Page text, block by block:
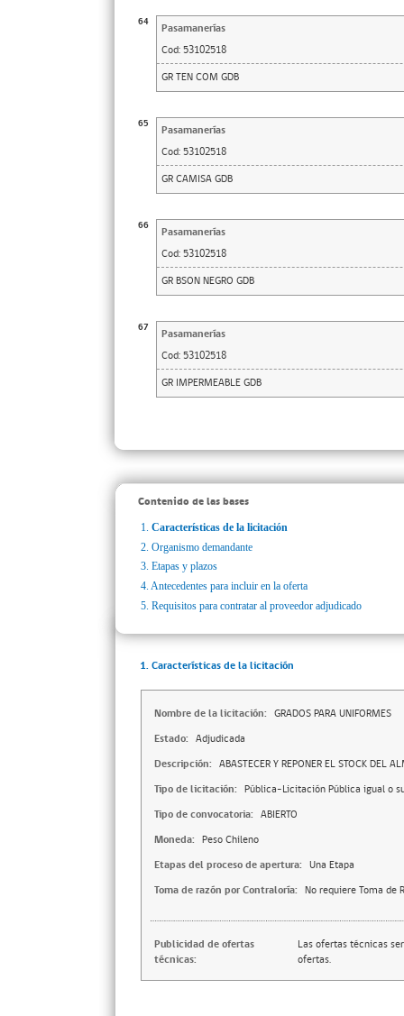
64
Pasamanerías
Cod: 53102518
GR TEN COM GDB
65
Pasamanerías
Cod: 53102518
GR CAMISA GDB
66
Pasamanerías
Cod: 53102518
GR BSON NEGRO GDB
67
Pasamanerías
Cod: 53102518
GR IMPERMEABLE GDB
Contenido de las bases
1. Características de la licitación
2. Organismo demandante
3. Etapas y plazos
4. Antecedentes para incluir en la oferta
5. Requisitos para contratar al proveedor adjudicado
1. Características de la licitación
Nombre de la licitación: GRADOS PARA UNIFORMES
Estado: Adjudicada
Descripción: ABASTECER Y REPONER EL STOCK DEL
Tipo de licitación: Pública-Licitación Pública igual o
Tipo de convocatoria: ABIERTO
Moneda: Peso Chileno
Etapas del proceso de apertura: Una Etapa
Toma de razón por Contraloría: No requiere Toma de
Publicidad de ofertas
técnicas:
Las ofertas técnicas
ofertas.